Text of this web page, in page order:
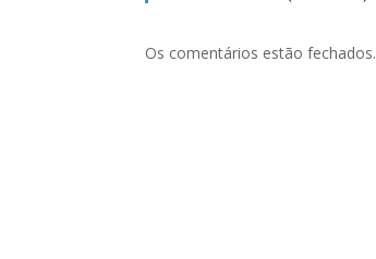
Os comentários estão fechados.